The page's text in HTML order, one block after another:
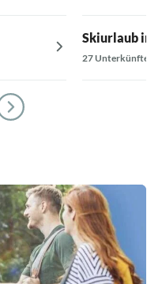
Skiurlaub in
27 Unterkünfte